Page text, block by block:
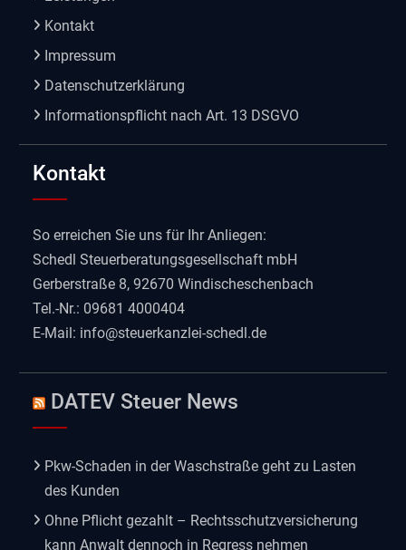
Kontakt
Impressum
Datenschutzerklärung
Informationspflicht nach Art. 13 DSGVO
Kontakt
So erreichen Sie uns für Ihr Anliegen:
Schedl Steuerberatungsgesellschaft mbH
Gerberstraße 8, 92670 Windischeschenbach
Tel.-Nr.: 09681 4000404
E-Mail: info@steuerkanzlei-schedl.de
DATEV Steuer News
Pkw-Schaden in der Waschstraße geht zu Lasten
des Kunden
Ohne Pflicht gezahlt – Rechtsschutzversicherung
kann Anwalt dennoch in Regress nehmen